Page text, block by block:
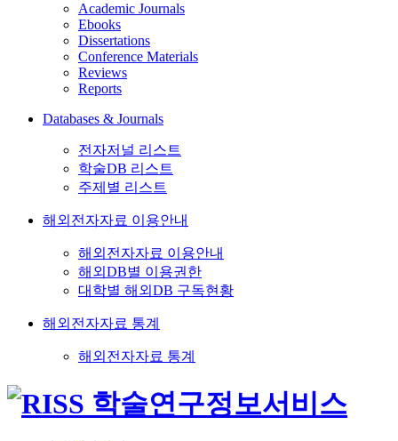
Academic Journals
Ebooks
Dissertations
Conference Materials
Reviews
Reports
Databases & Journals
전자저널 리스트
학술DB 리스트
주제별 리스트
해외전자자료 이용안내
해외전자자료 이용안내
해외DB별 이용권한
대학별 해외DB 구독현황
해외전자자료 통계
해외전자자료 통계